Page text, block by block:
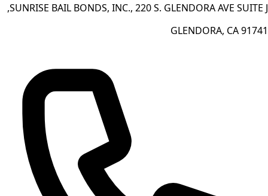
SUNRISE BAIL BONDS, INC., 220 S. GLENDORA AVE SUITE J,
GLENDORA, CA 91741